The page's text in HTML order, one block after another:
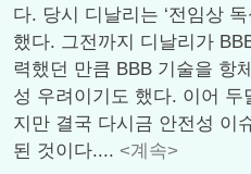
다. 당시 디날리는 ‘전임상
했다. 그전까지 디날리가
력했던 만큼 BBB 기술을 항
성 우려이기도 했다. 이어
지만 결국 다시금 안전성 이
된 것이다.... <계속>